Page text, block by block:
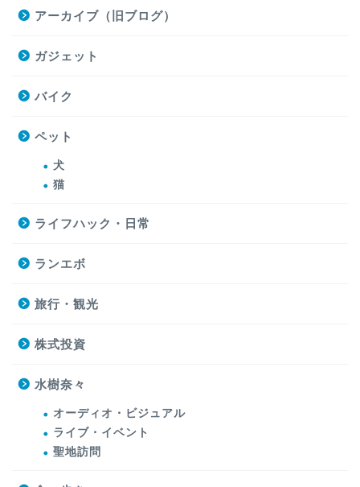
アーカイブ（旧ブログ）
ガジェット
バイク
ペット
犬
猫
ライフハック・日常
ランエボ
旅行・観光
株式投資
水樹奈々
オーディオ・ビジュアル
ライブ・イベント
聖地訪問